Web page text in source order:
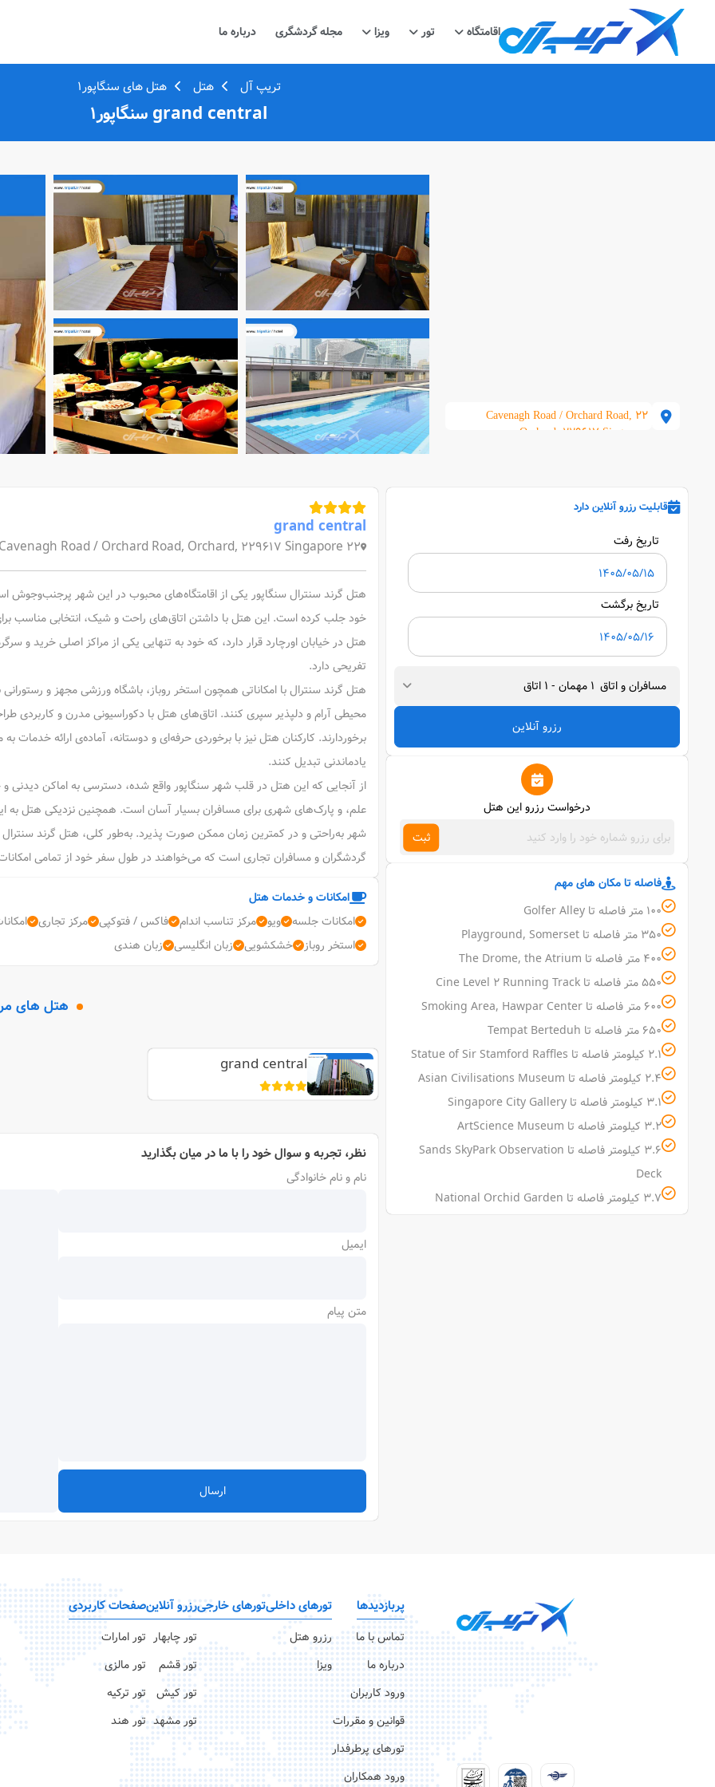
اقامتگاه تور ویزا مجله گردشگری درباره ما
تریپ آل هتل هتل های سنگاپور1
grand central سنگاپور1
22 Cavenagh Road / Orchard Road,
Orchard, 229617 Singapore
قابلیت رزرو آنلاین دارد
تاریخ رفت
تاریخ برگشت
مسافران و اتاق 1 مهمان -
1 اتاق
رزرو آنلاین
درخواست رزرو این هتل
ثبت
فاصله تا مکان های مهم
100 متر فاصله تا Golfer Alley
350 متر فاصله تا Playground, Somerset
400 متر فاصله تا The Drome, the Atrium
550 متر فاصله تا Cine Level 2 Running Track
600 متر فاصله تا Smoking Area, Hawpar Center
650 متر فاصله تا Tempat Berteduh
2.1 کیلومتر فاصله تا Statue of Sir Stamford Raffles
2.4 کیلومتر فاصله تا Asian Civilisations Museum
3.1 کیلومتر فاصله تا Singapore City Gallery
3.2 کیلومتر فاصله تا ArtScience Museum
3.6 کیلومتر فاصله تا Sands SkyPark Observation
Deck
3.7 کیلومتر فاصله تا National Orchid Garden
grand central
22 Cavenagh Road / Orchard Road, Orchard, 229617 Singapore
هتل گرند سنترال سنگاپور یکی از اقامتگاه‌های محبوب در این شهر پرجنب‌وجوش
خود جلب کرده است. این هتل با داشتن اتاق‌های راحت و شیک، انتخابی مناسب
هتل در خیابان اورچارد قرار دارد، که خود به‌ تنهایی یکی از مراکز اصلی خرید و
تفریحی دارد.
هتل گرند سنترال با امکاناتی همچون استخر روباز، باشگاه ورزشی مجهز و
محیطی آرام و دلپذیر سپری کنند. اتاق‌های هتل با دکوراسیونی مدرن و کاربردی
برخوردارند. کارکنان هتل نیز با برخوردی حرفه‌ای و دوستانه، آماده‌ی ارائه خدمات
یادماندنی تبدیل کنند.
از آنجایی که این هتل در قلب شهر سنگاپور واقع شده، دسترسی به اماکن دیدنی
علم، و پارک‌های شهری برای مسافران بسیار آسان است. همچنین نزدیکی هتل به
شهر به‌راحتی و در کمترین زمان ممکن صورت پذیرد. به‌طور کلی، هتل گرند سنترال
گردشگران و مسافران تجاری است که می‌خواهند در طول سفر خود از تمامی امکانات
امکانات و خدمات هتل
امکانات جلسه
ویو مرکز تناسب اندام فاکس / فتوکپی مرکز تجاری
استخر روباز
خشکشویی زبان انگلیسی زبان هندی
هتل های
grand central
نظر، تجربه و سوال خود را با ما در میان بگذارید
نام و نام خانوادگی
ایمیل
متن پیام
ارسال
پربازدیدها
تماس با ما
درباره ما
ورود کاربران
قوانین و مقررات
تورهای پرطرفدار
ورود همکاران
تورهای داخلی
رزرو هتل
ویزا
تورهای خارجیرزرو آنلاین
تور چابهار
تور قشم
تور کیش
تور مشهد
صفحات کاربردی
تور امارات
تور مالزی
تور ترکیه
تور هند